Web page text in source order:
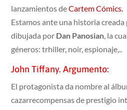
lanzamientos deCartem Cómics.
Estamos ante una historia
dibujada por Dan Panosian, la
géneros: trhiller, noir, espionaje,..
John Tiffany. Argumento:
El protagonista da nombre al
cazarrecompensas de prestigio